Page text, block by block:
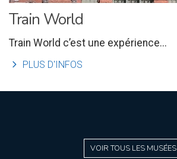
Train World
Train World c’est une expérience...
l PLUS D'INFOS
VOIR TOUS LES MUSÉES